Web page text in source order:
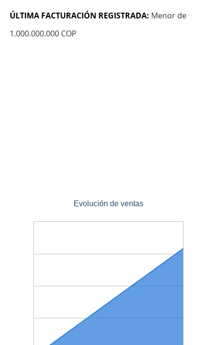
ÚLTIMA FACTURACIÓN REGISTRADA: Menor de
1.000.000.000 COP
Evolución de ventas